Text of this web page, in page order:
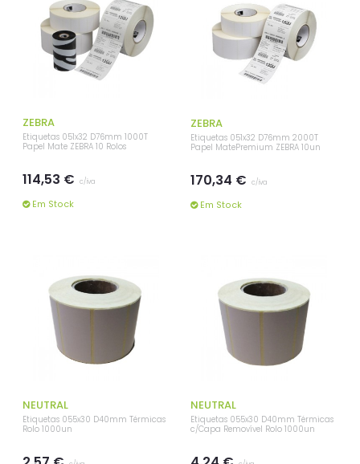
ZEBRA
Etiquetas 051x32 D76mm 1000T
Papel Mate ZEBRA 10 Rolos
114,53 € c/iva
Em Stock
ZEBRA
Etiquetas 051x32 D76mm 2000T
Papel MatePremium ZEBRA 10un
170,34 € c/iva
Em Stock
NEUTRAL
Etiquetas 055x30 D40mm Térmicas
Rolo 1000un
NEUTRAL
Etiquetas 055x30 D40mm Térmicas
c/Capa Removível Rolo 1000un